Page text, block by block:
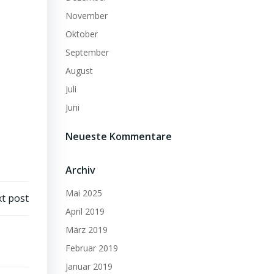
post
November
Oktober
September
August
Juli
Juni
Neueste Kommentare
Archiv
Mai 2025
April 2019
März 2019
Februar 2019
Januar 2019